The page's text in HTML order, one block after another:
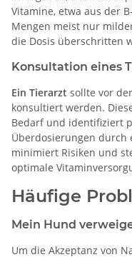
Vitamine, etwa aus der
Mengen meist nur
die Dosis überschritten
Konsultation eines
Ein Tierarzt sollte vor
konsultiert werden.
Bedarf und identifiziert
Überdosierungen durch
minimiert Risiken und
optimale
Häufige
Mein Hund
Um die Akzeptanz von